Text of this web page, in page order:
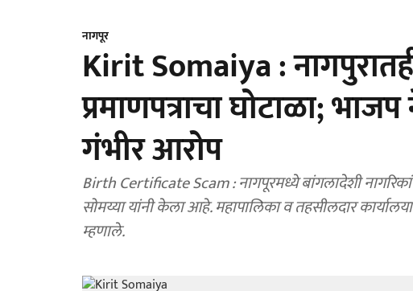
नागपूर
Kirit Somaiya :
प्रमाणपत्राचा घोटाळा;
गंभीर आरोप
Birth Certificate Scam : नागपूरमध्ये बांगलादेशी
सोमय्या यांनी केला आहे. महापालिका व तहसीलदार
म्हणाले.